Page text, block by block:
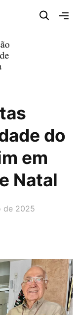
do
em
Natal
de 2025